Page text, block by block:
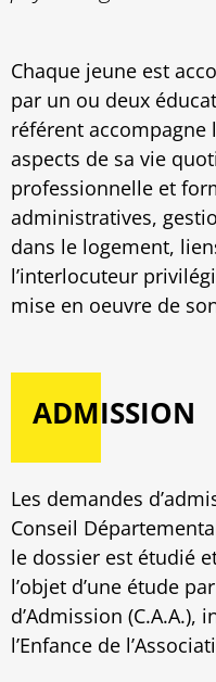
Chaque jeune est
par un ou deux
référent accompagne
aspects de sa vie
professionnelle et
administratives,
dans le logement,
l’interlocuteur
mise en oeuvre de
ADMISSION
Les demandes
Conseil
le dossier est étudié
l’objet d’une étude
d’Admission
l’Enfance de